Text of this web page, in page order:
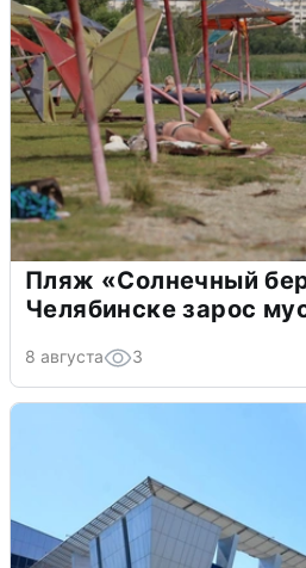
Пляж «Солнечный
Челябинске зарос
8 августа 3